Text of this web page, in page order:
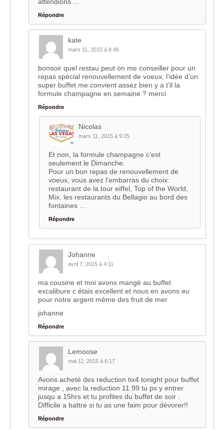
Répondre
kate
mars 11, 2015 à 8:46
bonsoir quel restau peut on me conseiller pour un
repas spécial renouvellement de voeux, l’idée d’un
super buffet me convient assez bien y a t’il la
formule champagne en semaine ? merci
Répondre
Nicolas
mars 11, 2015 à 9:25
Et non, la formule champagne c’est
seulement le Dimanche.
Pour un bon repas de renouvellement de
voeux, vous avez l’embarras du choix:
restaurant de la tour eiffel, Top of the World,
Mix, les restaurants du Bellagio au bord des
fontaines …
Répondre
Johanne
avril 7, 2015 à 4:11
ma cousine et moi avons mangé au buffet
excalibure c étais excellent et nous en avons eu
pour notre argent même des fruit de mer
johanne
Répondre
Lemoose
mai 11, 2015 à 6:17
Avons acheté des reduction tix4 tonight pour buffet
mirage , avec la reduction 11.99 tu px y entrer
jusqu a 15hrs et tu profites du buffet de soir .
Difficile a battre si tu as une faim pour dévorer!!
Répondre